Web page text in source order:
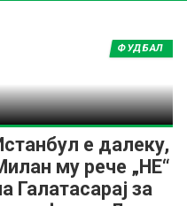
е далеку,
му рече „НЕ“
Галатасарај за
ФУДБАЛ